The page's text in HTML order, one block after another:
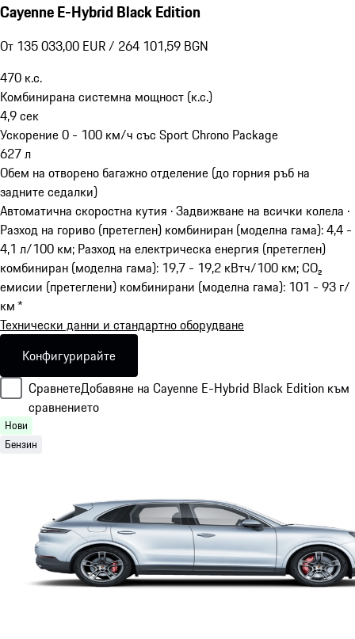
Cayenne E-Hybrid Black Edition
От 135 033,00 EUR / 264 101,59 BGN
470 к.с.
Комбинирана системна мощност (к.с.)
4,9сек
Ускорение 0 - 100 км/ч със Sport Chrono Package
627л
Обем на отворено багажно отделение (до горния ръб на
задните седалки)
Автоматична скоростна кутия · Задвижване на всички колела ·
Разход на гориво (претеглен) комбиниран (моделна гама): 4,4 -
4,1 л/100 км; Разход на електрическа енергия (претеглен)
комбиниран (моделна гама): 19,7 - 19,2 кВтч/100 км; CO₂
емисии (претеглени) комбинирани (моделна гама): 101 - 93 г/
км *
Технически данни и стандартно оборудване
Конфигурирайте
СравнетеДобавяне на Cayenne E-Hybrid Black Edition към
сравнението
Нови
Бензин